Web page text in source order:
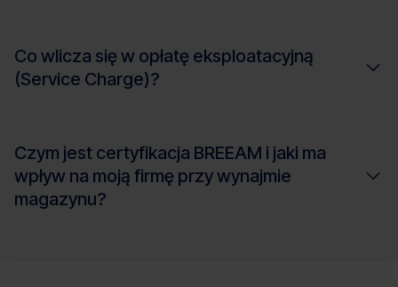
Co wlicza się w opłatę eksploatacyjną
(Service Charge)?
Czym jest certyfikacja BREEAM i jaki ma
wpływ na moją firmę przy wynajmie
magazynu?